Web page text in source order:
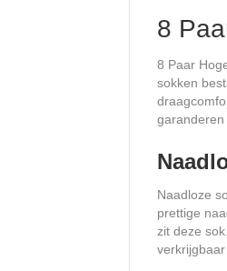
8
8 Paar
sokken
garanderen
Naadloze
prettige
zit deze
verkrijgbaar